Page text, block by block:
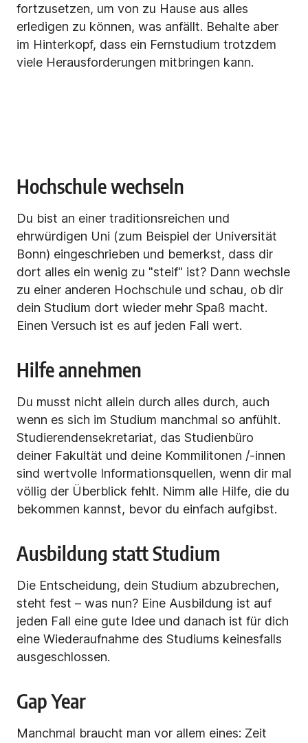
fortzusetzen, um von zu Hause aus alles
erledigen zu können, was anfällt. Behalte aber
im Hinterkopf, dass ein Fernstudium trotzdem
viele Herausforderungen mitbringen kann.
Hochschule wechseln
Du bist an einer traditionsreichen und
ehrwürdigen Uni (zum Beispiel der Universität
Bonn) eingeschrieben und bemerkst, dass dir
dort alles ein wenig zu "steif" ist? Dann wechsle
zu einer anderen Hochschule und schau, ob dir
dein Studium dort wieder mehr Spaß macht.
Einen Versuch ist es auf jeden Fall wert.
Hilfe annehmen
Du musst nicht allein durch alles durch, auch
wenn es sich im Studium manchmal so anfühlt.
Studierendensekretariat, das Studienbüro
deiner Fakultät und deine Kommilitonen /-innen
sind wertvolle Informationsquellen, wenn dir mal
völlig der Überblick fehlt. Nimm alle Hilfe, die du
bekommen kannst, bevor du einfach aufgibst.
Ausbildung statt Studium
Die Entscheidung, dein Studium abzubrechen,
steht fest – was nun? Eine Ausbildung ist auf
jeden Fall eine gute Idee und danach ist für dich
eine Wiederaufnahme des Studiums keinesfalls
ausgeschlossen.
Gap Year
Manchmal braucht man vor allem eines: Zeit